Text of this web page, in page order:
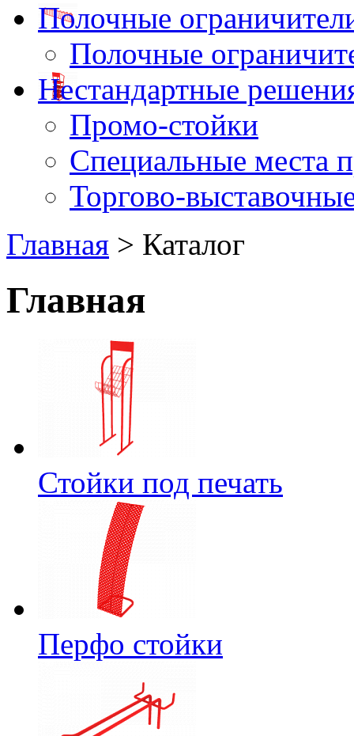
Полочные
Полочные
Нестандартные
Промо-стойки
Специальные места
Торгово-
Главная > Каталог
Главная
Стойки под печать
Перфо стойки